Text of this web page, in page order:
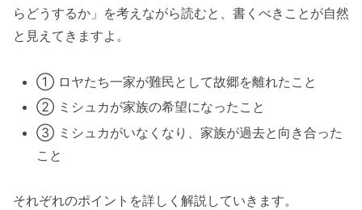
らどうするか」を考えながら読むと、書くべきことが自然
と見えてきますよ。
① ロヤたち一家が難民として故郷を離れたこと
② ミシュカが家族の希望になったこと
③ ミシュカがいなくなり、家族が過去と向き合った
こと
それぞれのポイントを詳しく解説していきます。